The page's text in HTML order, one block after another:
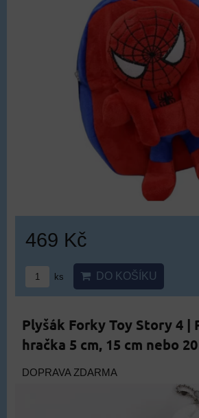
469 Kč
ks DO KOŠÍKU
Plyšák Forky Toy Story 4 |
hračka 5 cm, 15 cm nebo
DOPRAVA ZDARMA